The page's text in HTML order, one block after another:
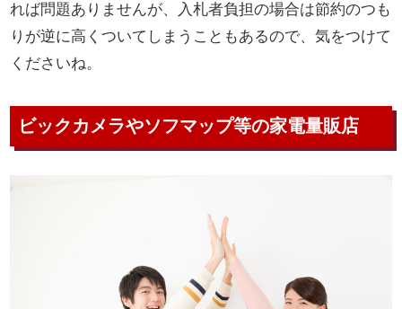
れば問題ありませんが、入札者負担の場合は節約のつも
りが逆に高くついてしまうこともあるので、気をつけて
くださいね。
ビックカメラやソフマップ等の家電量販店